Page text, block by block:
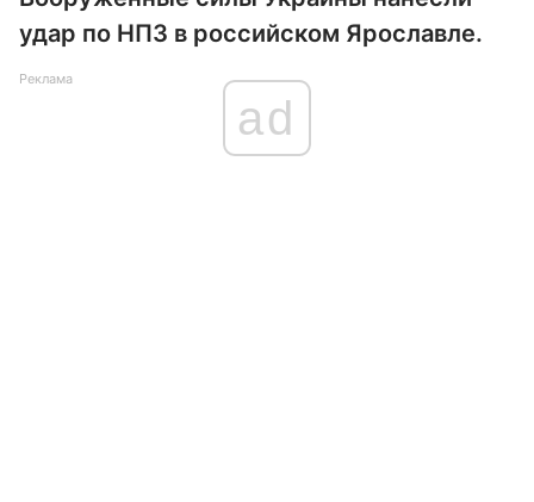
удар по НПЗ в российском Ярославле.
Реклама
ad